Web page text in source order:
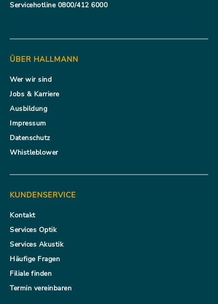
Servicehotline 0800/412 6000
ÜBER HALLMANN
Wer wir sind
Jobs & Karriere
Ausbildung
Impressum
Datenschutz
Whistleblower
KUNDENSERVICE
Kontakt
Services Optik
Services Akustik
Häufige Fragen
Filiale finden
Termin vereinbaren